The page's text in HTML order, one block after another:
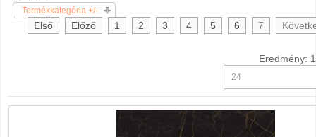
Termékkategória +/-
Első Előző 1 2 3 4 5 6 7
Eredmény: